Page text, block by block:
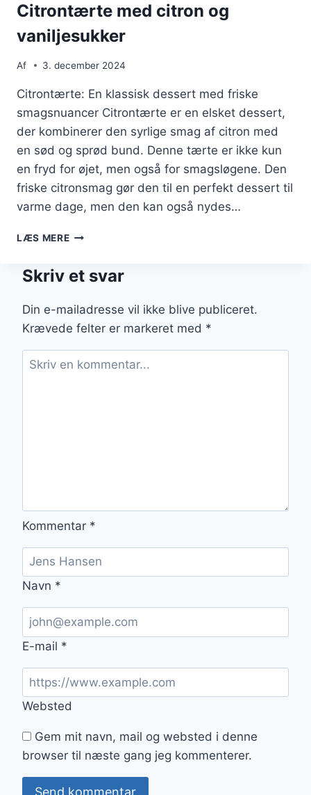
Citrontærte med citron og
vaniljesukker
Af 3. december 2024
Citrontærte: En klassisk dessert med friske
smagsnuancer Citrontærte er en elsket dessert,
der kombinerer den syrlige smag af citron med
en sød og sprød bund. Denne tærte er ikke kun
en fryd for øjet, men også for smagsløgene. Den
friske citronsmag gør den til en perfekt dessert til
varme dage, men den kan også nydes…
LÆS MERECITRONTÆRTE
OG
Skriv et svar
Din e-mailadresse vil ikke blive publiceret.
Krævede felter er markeret med *
Kommentar *
Navn *
E-mail *
Websted
Gem mit navn, mail og websted i denne
browser til næste gang jeg kommenterer.